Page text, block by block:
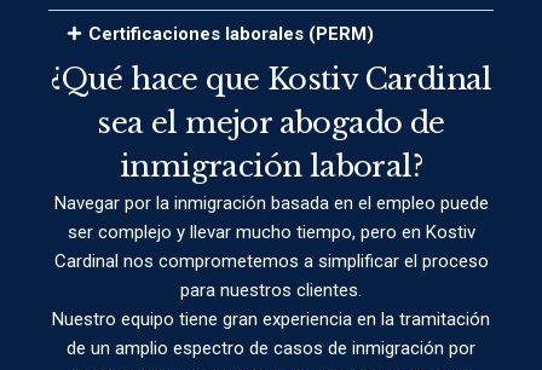
Certificaciones laborales (PERM)
¿Qué hace que Kostiv Cardinal
sea el mejor abogado de
inmigración laboral?
Navegar por la inmigración basada en el empleo puede
ser complejo y llevar mucho tiempo, pero en Kostiv
Cardinal nos comprometemos a simplificar el proceso
para nuestros clientes.
Nuestro equipo tiene gran experiencia en la tramitación
de un amplio espectro de casos de inmigración por